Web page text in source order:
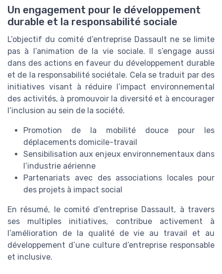
Un engagement pour le développement
durable et la responsabilité sociale
L’objectif du comité d’entreprise Dassault ne se limite
pas à l’animation de la vie sociale. Il s’engage aussi
dans des actions en faveur du développement durable
et de la responsabilité sociétale. Cela se traduit par des
initiatives visant à réduire l’impact environnemental
des activités, à promouvoir la diversité et à encourager
l’inclusion au sein de la société.
Promotion de la mobilité douce pour les
déplacements domicile-travail
Sensibilisation aux enjeux environnementaux dans
l’industrie aérienne
Partenariats avec des associations locales pour
des projets à impact social
En résumé, le comité d’entreprise Dassault, à travers
ses multiples initiatives, contribue activement à
l’amélioration de la qualité de vie au travail et au
développement d’une culture d’entreprise responsable
et inclusive.